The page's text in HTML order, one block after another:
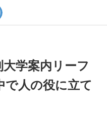
学案内リーフ
で人の役に立て